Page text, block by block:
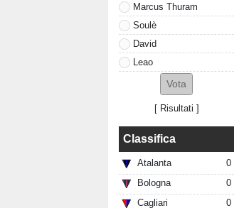
Marcus Thuram
Soulè
David
Leao
[ Risultati ]
Classifica
Atalanta
0
Bologna
0
Cagliari
0